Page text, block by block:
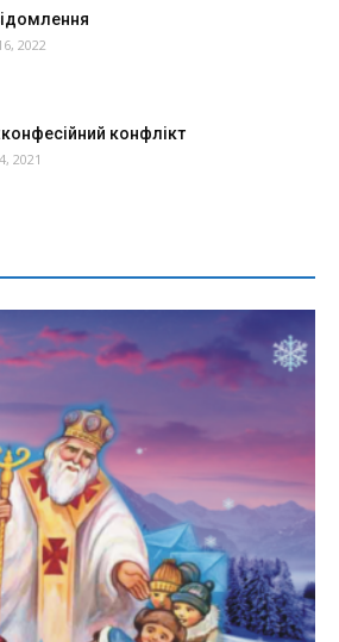
2022
конфлікт
2021